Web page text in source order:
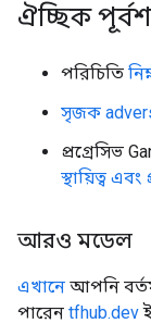
ঐচ্ছিক
পরিচিতি
সৃজক
প্রগ্রেসিভ
স্থায়িত্ব
আরও মডেল
এখানে আপনি
পারেন tfhub.dev